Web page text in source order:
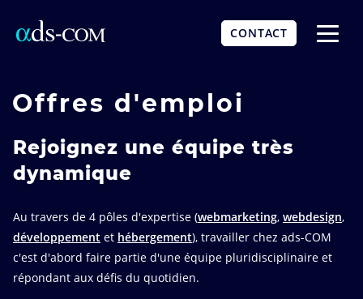
CONTACT
Offres d'emploi
Rejoignez une équipe très
dynamique
Au travers de 4 pôles d'expertise (webmarketing, webdesign,
développement et hébergement), travailler chez ads-COM
c'est d'abord faire partie d'une équipe pluridisciplinaire et
répondant aux défis du quotidien.